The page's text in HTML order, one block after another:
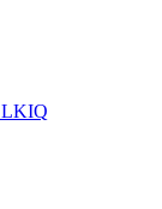
LKIQ